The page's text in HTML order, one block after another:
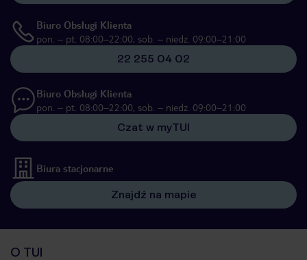
Biuro Obsługi Klienta
pon. – pt. 08:00–22:00, sob. – niedz. 09:00–21:00
22 255 04 02
Biuro Obsługi Klienta
pon. – pt. 08:00–22:00, sob. – niedz. 09:00–21:00
Czat w myTUI
Biura stacjonarne
Znajdź na mapie
O TUI